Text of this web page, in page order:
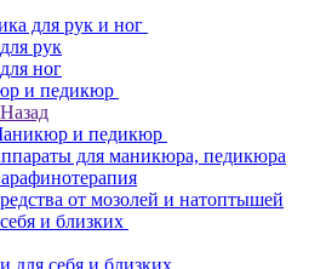
для рук и ног
рук
ног
и педикюр
Назад
и педикюр
для маникюра, педикюра
от мозолей и натоптышей
и близких
для себя и близких